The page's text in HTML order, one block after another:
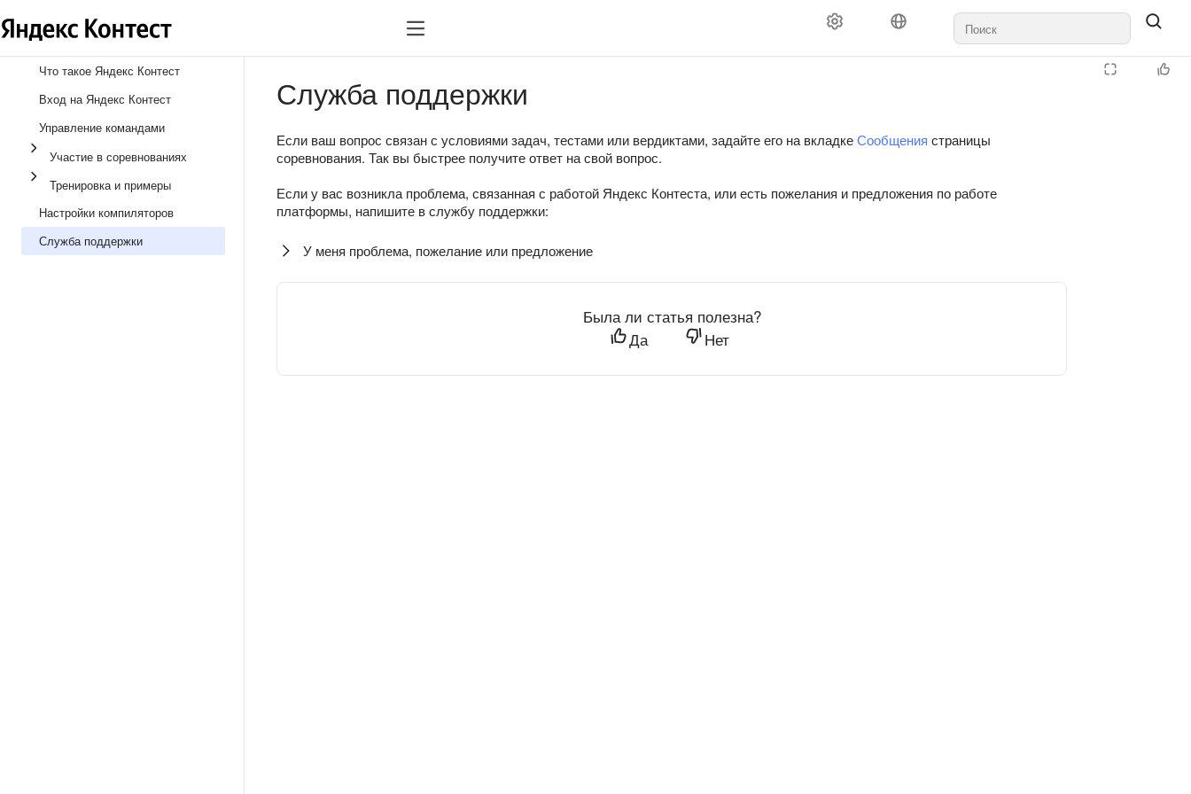
Что такое Яндекс Контест
Вход на Яндекс Контест
Управление командами
Участие в соревнованиях
Тренировка и примеры
Настройки компиляторов
Служба поддержки
Служба поддержки
Если ваш вопрос связан с условиями задач, тестами или вердиктами, задайте его на вкладкеСообщения страницы
соревнования. Так вы быстрее получите ответ на свой вопрос.
Если у вас возникла проблема, связанная с работой Яндекс Контеста, или есть пожелания и предложения по работе
платформы, напишите в службу поддержки:
У меня проблема, пожелание или предложение
Была ли статья полезна?
Да
Нет